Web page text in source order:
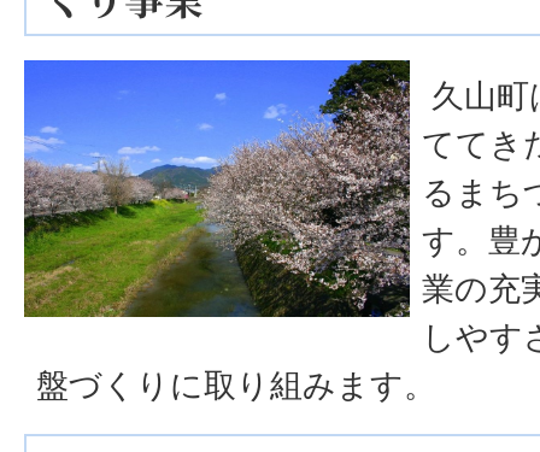
久山
ててき
るまち
す。豊
業の充
しやす
盤づくりに取り組みます。